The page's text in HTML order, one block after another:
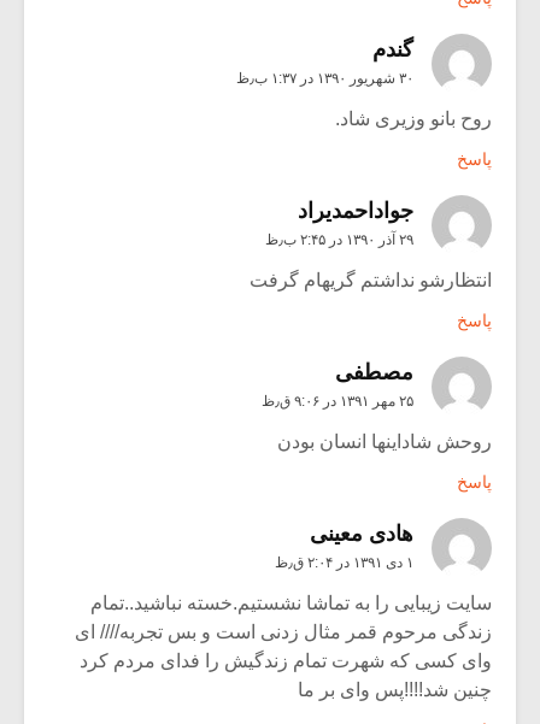
گندم
۳۰ شهریور ۱۳۹۰ در ۱:۳۷ ب٫ظ
روح بانو وزیری شاد.
پاسخ
جواداحمدیراد
۲۹ آذر ۱۳۹۰ در ۲:۴۵ ب٫ظ
انتظارشو نداشتم گریهام گرفت
پاسخ
مصطفی
۲۵ مهر ۱۳۹۱ در ۹:۰۶ ق٫ظ
روحش شاداینها انسان بودن
پاسخ
هادی معینی
۱ دی ۱۳۹۱ در ۲:۰۴ ق٫ظ
سایت زیبایی را به تماشا نشستیم.خسته نباشید..تمام
زندگی مرحوم قمر مثال زدنی است و بس تجربه//// ای
وای کسی که شهرت تمام زندگیش را فدای مردم کرد
چنین شد!!!!پس وای بر ما